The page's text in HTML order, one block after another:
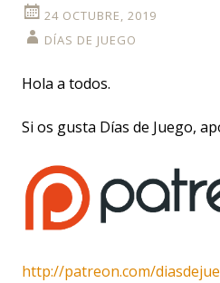
24 OCTUBRE, 2019
DÍAS DE JUEGO
Hola a todos.
Si os gusta Días de Juego,
http://patreon.com/